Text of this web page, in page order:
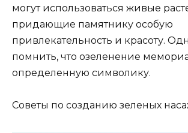
могут использоваться живые
придающие памятнику особую
привлекательность и красоту.
помнить, что озеленение
определенную символику.
Советы по созданию зеленых